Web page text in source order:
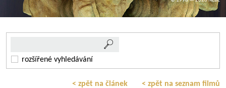
rozšířené vyhledávání
< zpět na článek < zpět na seznam filmů